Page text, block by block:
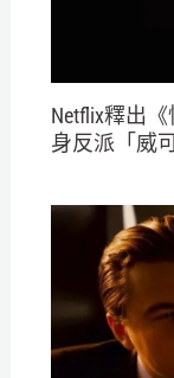
Netflix釋出
身反派「威